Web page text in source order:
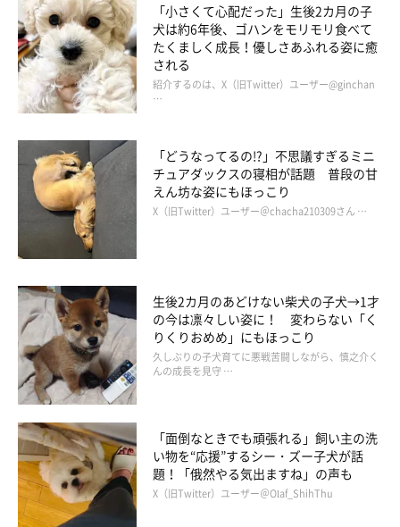
「小さくて心配だった」生後2カ月の子
犬は約6年後、ゴハンをモリモリ食べて
たくましく成長！優しさあふれる姿に癒
される
紹介するのは、X（旧Twitter）ユーザー@ginchan
…
「どうなってるの!?」不思議すぎるミニ
チュアダックスの寝相が話題 普段の甘
えん坊な姿にもほっこり
X（旧Twitter）ユーザー＠chacha210309さん …
生後2カ月のあどけない柴犬の子犬→1才
の今は凛々しい姿に！ 変わらない「く
りくりおめめ」にもほっこり
久しぶりの子犬育てに悪戦苦闘しながら、慎之介く
んの成長を見守 …
「面倒なときでも頑張れる」飼い主の洗
い物を“応援”するシー・ズー子犬が話
題！「俄然やる気出ますね」の声も
X（旧Twitter）ユーザー＠Olaf_ShihThu